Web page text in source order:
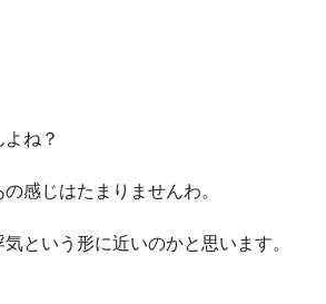
ね？
感じはたまりませんわ。
という形に近いのかと思います。